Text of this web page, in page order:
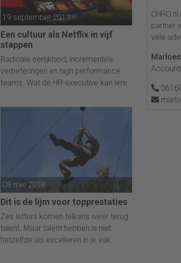
19 september 2019
Een cultuur als Netflix in vijf
stappen
Radicale eerlijkheid, incrementele
verbeteringen en high performance
teams. Wat de HR-executive kan leren
08 mei 2018
Dit is de lijm voor topprestaties
Zes letters komen telkens weer terug:
talent. Maar talent hebben is niet
hetzelfde als excelleren in je vak.
partner
vele